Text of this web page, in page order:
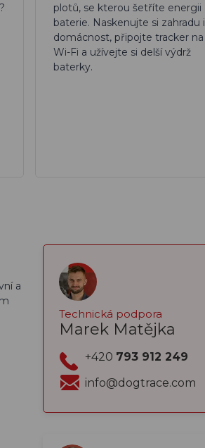
plotů, se kterou šetříte energii
baterie. Naskenujte si zahradu i
domácnost, připojte tracker na
Wi-Fi a užívejte si delší výdrž
baterky.
a
Technická podpora
Marek Matějka
+420 793 912 249
info@dogtrace.com